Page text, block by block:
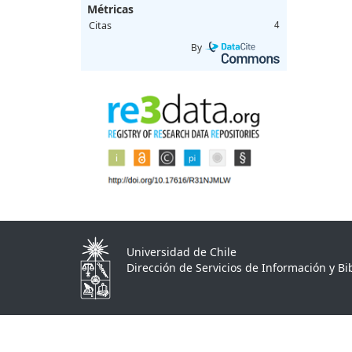
Métricas
Citas 4
By
Universidad de Chile
Dirección de Servicios de Información y